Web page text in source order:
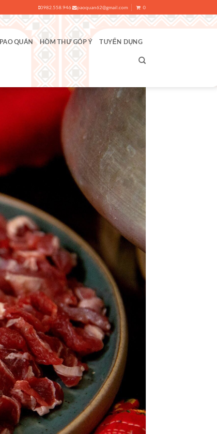
0982.558.946 paoquan62@gmail.com 0
QUÁN HÒM THƯ GÓP Ý TUYỂN DỤNG